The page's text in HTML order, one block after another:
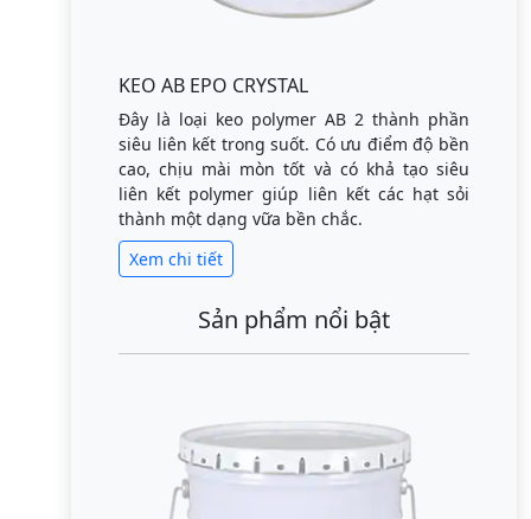
KEO AB EPO CRYSTAL
Đây là loại keo polymer AB 2 thành phần
siêu liên kết trong suốt. Có ưu điểm độ bền
cao, chịu mài mòn tốt và có khả tạo siêu
liên kết polymer giúp liên kết các hạt sỏi
thành một dạng vữa bền chắc.
Xem chi tiết
Sản phẩm nổi bật